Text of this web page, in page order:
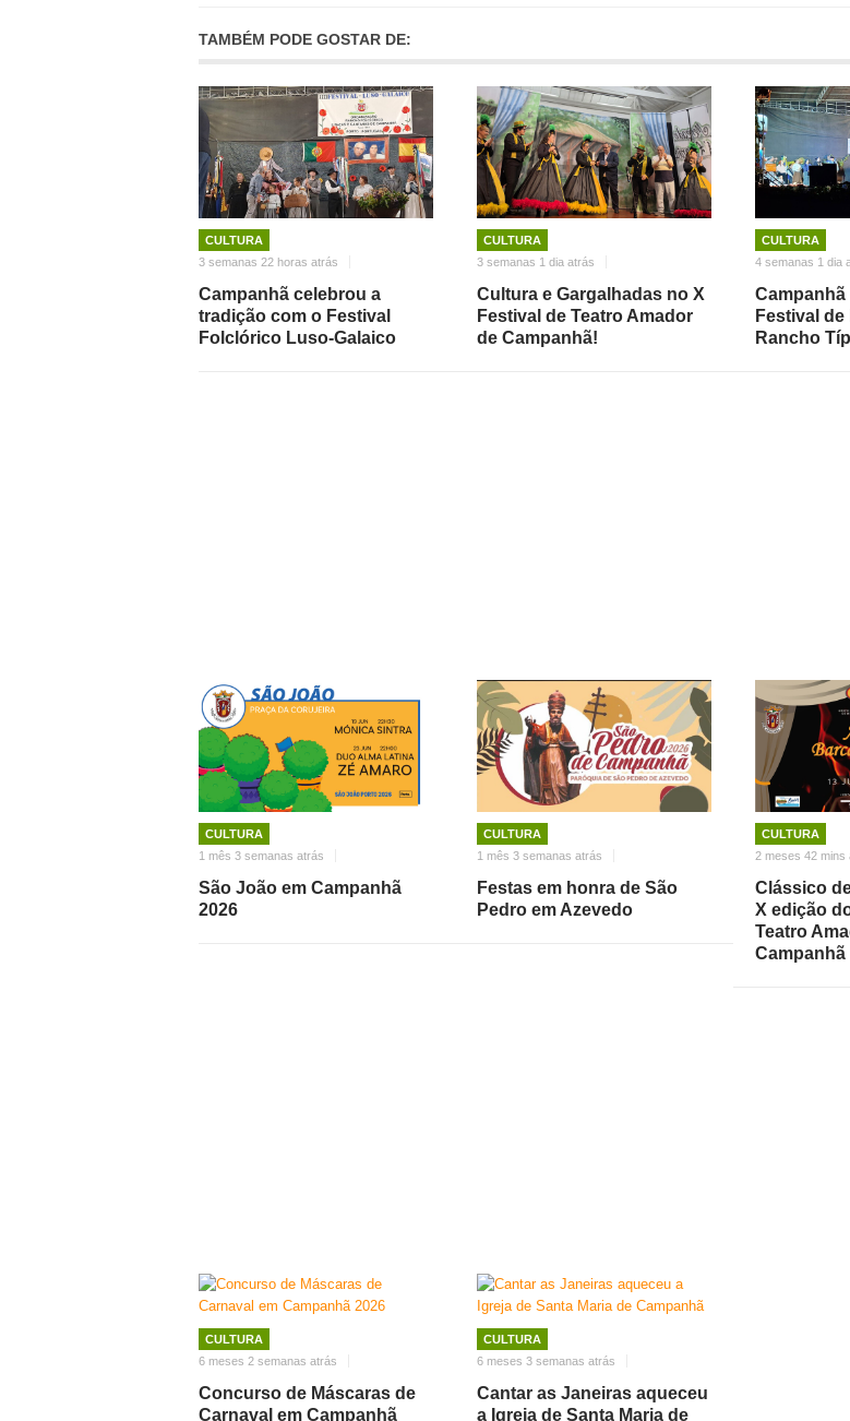
TAMBÉM PODE GOSTAR DE:
CULTURA
3 semanas 22 horas atrás
Campanhã celebrou a
tradição com o Festival
Folclórico Luso-Galaico
CULTURA
3 semanas 1 dia atrás
Cultura e Gargalhadas no X
Festival de Teatro Amador
de Campanhã!
CULTURA
4 semanas 1 dia
Campanhã
Festival
Rancho
CULTURA
1 mês 3 semanas atrás
São João em Campanhã
2026
CULTURA
1 mês 3 semanas atrás
Festas em honra de São
Pedro em Azevedo
CULTURA
2 meses 42 mins
Clássico
X edição
Teatro
Campanhã
CULTURA
6 meses 2 semanas atrás
Concurso de Máscaras de
Carnaval em Campanhã
CULTURA
6 meses 3 semanas atrás
Cantar as Janeiras aqueceu
a Igreja de Santa Maria de